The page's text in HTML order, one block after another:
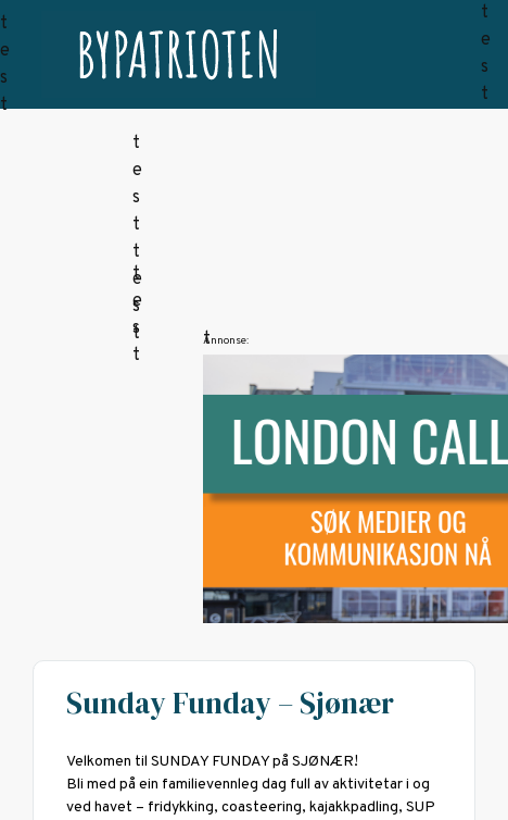
Annonse:
Sunday Funday – Sjønær
Velkomen til SUNDAY FUNDAY på SJØNÆR!
Bli med på ein familievennleg dag full av aktivitetar i og
ved havet – fridykking, coasteering, kajakkpadling, SUP